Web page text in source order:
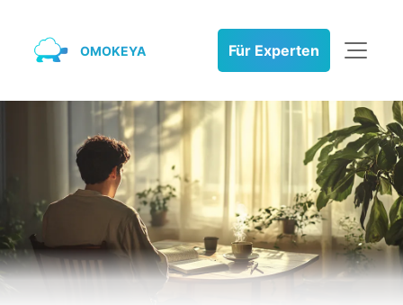
OMOKEYA Für Experten